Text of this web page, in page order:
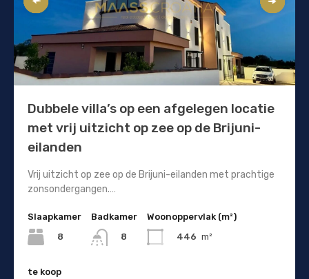
Dubbele villa’s op een afgelegen locatie
met vrij uitzicht op zee op de Brijuni-
eilanden
Vrij uitzicht op zee op de Brijuni-eilanden met prachtige
zonsondergangen.…
Slaapkamer
8
Badkamer
8
Woonoppervlak (m²)
446 m²
te koop